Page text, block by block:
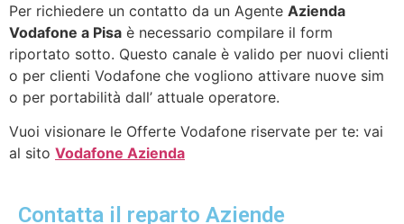
Per richiedere un contatto da un Agente Azienda
Vodafone a Pisa è necessario compilare il form
riportato sotto. Questo canale è valido per nuovi clienti
o per clienti Vodafone che vogliono attivare nuove sim
o per portabilità dall’ attuale operatore.
Vuoi visionare le Offerte Vodafone riservate per te: vai
al sito Vodafone Azienda
Contatta il reparto Aziende